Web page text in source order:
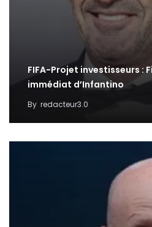
FIFA-Projet investisseurs :
immédiat d’Infantino
By redacteur3.0